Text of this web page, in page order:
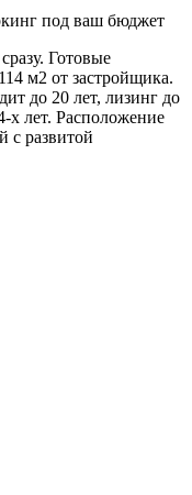
под ваш бюджет
Готовые
м2 от застройщика.
до 20 лет, лизинг до
х лет. Расположение
с развитой